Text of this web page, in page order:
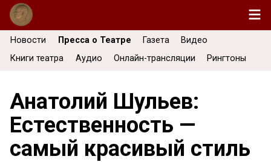
Новости Пресса о Театре Газета
Видео
Книги театра
Аудио Онлайн-трансляции Рингтоны
Анатолий Шульев:
Естественность —
самый красивый стиль